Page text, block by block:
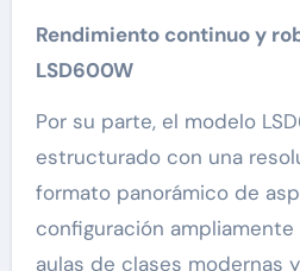
Rendimiento continuo y
LSD600W
Por su parte, el modelo
estructurado con una
formato panorámico de
configuración
aulas de clases modernas